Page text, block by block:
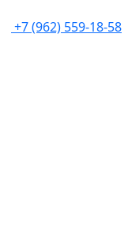
+7 (962) 559-18-58